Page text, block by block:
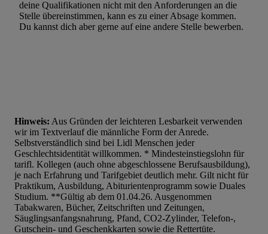
deine Qualifikationen nicht mit den Anforderungen an die
Stelle übereinstimmen, kann es zu einer Absage kommen.
Du kannst dich aber gerne auf eine andere Stelle bewerben.
Hinweis: Aus Gründen der leichteren Lesbarkeit verwenden
wir im Textverlauf die männliche Form der Anrede.
Selbstverständlich sind bei Lidl Menschen jeder
Geschlechtsidentität willkommen. * Mindesteinstiegslohn für
tarifl. Kollegen (auch ohne abgeschlossene Berufsausbildung),
je nach Erfahrung und Tarifgebiet deutlich mehr. Gilt nicht für
Praktikum, Ausbildung, Abiturientenprogramm sowie Duales
Studium. **Gültig ab dem 01.04.26. Ausgenommen
Tabakwaren, Bücher, Zeitschriften und Zeitungen,
Säuglingsanfangsnahrung, Pfand, CO2-Zylinder, Telefon-,
Gutschein- und Geschenkkarten sowie die Rettertüte.
Entwicklung und Verbesserung der Angebote. Analyse von
Statistiken oder Kombinationen von Daten aus verschiedenen